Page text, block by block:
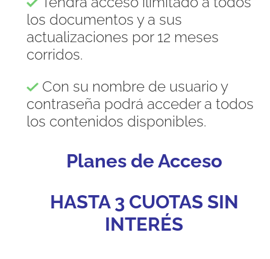
los documentos y a sus
actualizaciones por 12 meses
corridos.
Con su nombre de usuario y
contraseña podrá acceder a todos
los contenidos disponibles.
Planes de Acceso
HASTA 3 CUOTAS SIN
INTERÉS